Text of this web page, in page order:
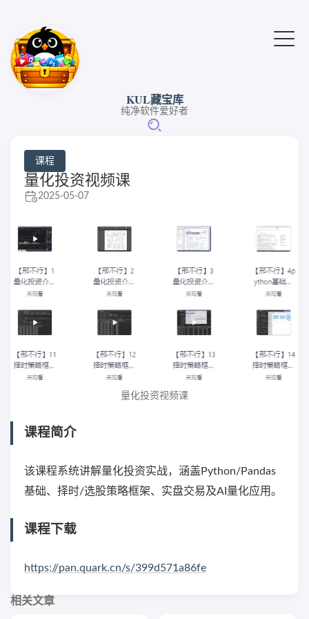
KUL藏宝库
纯净软件爱好者
课程
量化投资视频课
2025-05-07
量化投资视频课
课程简介
该课程系统讲解量化投资实战，涵盖Python/Pandas
基础、择时/选股策略框架、实盘交易及AI量化应用。
课程下载
https://pan.quark.cn/s/399d571a86fe
相关文章